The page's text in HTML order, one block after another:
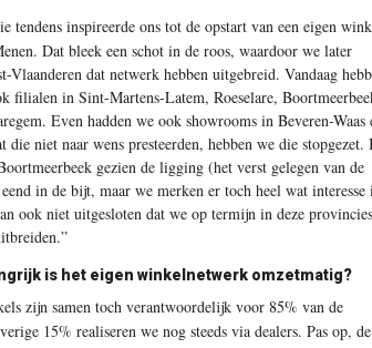
tendens inspireerde ons tot de opstart van een eigen
Dat bleek een schot in de roos, waardoor we later
Vlaanderen dat netwerk hebben uitgebreid. Vandaag
filialen in Sint-Martens-Latem, Roeselare,
Even hadden we ook showrooms in Beveren-Waas
die niet naar wens presteerden, hebben we die stopgezet.
gezien de ligging (het verst gelegen van de
in de bijt, maar we merken er toch heel wat interesse
ook niet uitgesloten dat we op termijn in deze provincies
is het eigen winkelnetwerk omzetmatig?
zijn samen toch verantwoordelijk voor 85% van de
15% realiseren we nog steeds via dealers. Pas op, de